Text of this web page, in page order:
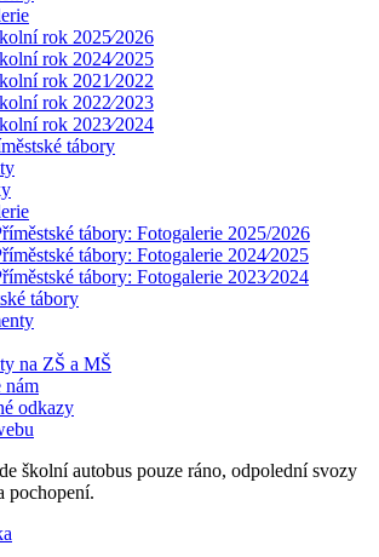
rok 2025⁄2026
rok 2024⁄2025
rok 2021⁄2022
rok 2022⁄2023
rok 2023⁄2024
tábory
tábory: Fotogalerie 2025/2026
tábory: Fotogalerie 2024⁄2025
tábory: Fotogalerie 2023⁄2024
tábory
na ZŠ a MŠ
nám
odkazy
školní autobus pouze ráno, odpolední svozy
pochopení.